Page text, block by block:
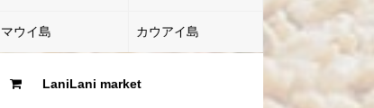
マウイ島 カウアイ島
LaniLani market